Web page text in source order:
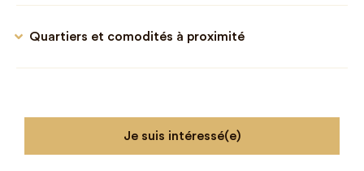
Quartiers et comodités à proximité
Je suis intéressé(e)